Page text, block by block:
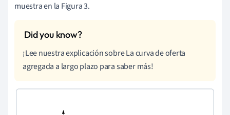
muestra en la Figura 3.
¡Lee nuestra explicación sobre La curva de oferta
agregada a largo plazo para saber más!